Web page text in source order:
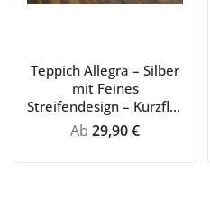
Teppich Allegra – Silber
mit Feines
Streifendesign – Kurzflor
– pflegeleicht & modern
Regulärer Preis:
Ab 29,90 €